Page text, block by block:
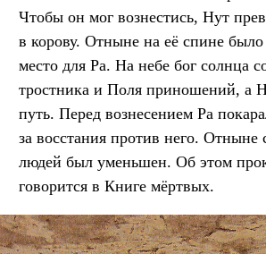
Чтобы он мог вознестись, Нут
в корову. Отныне на её спине было
место для Ра. На небе бог солнца
тростника и Поля приношений,
путь. Перед вознесением Ра
за восстания против него. Отныне
людей был уменьшен. Об этом
говорится в Книге мёртвых.